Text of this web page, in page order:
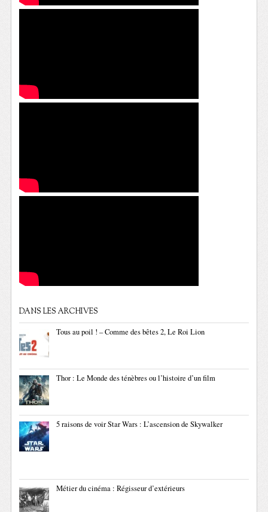
DANS LES ARCHIVES
Tous au poil ! – Comme des bêtes 2, Le Roi Lion
Thor : Le Monde des ténèbres ou l’histoire d’un film
5 raisons de voir Star Wars : L’ascension de Skywalker
Métier du cinéma : Régisseur d’extérieurs